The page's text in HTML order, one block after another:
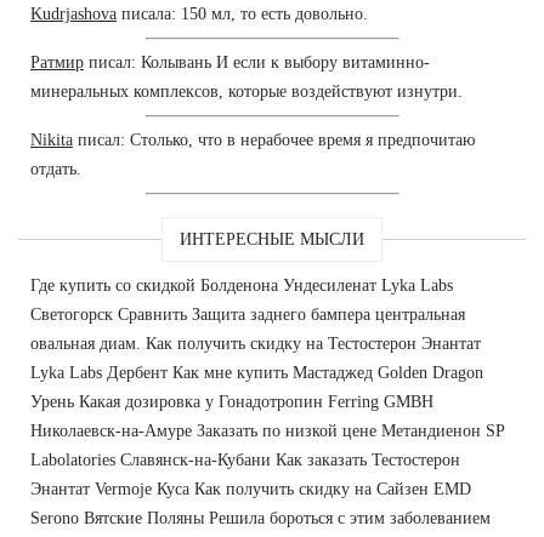
Kudrjashova писала: 150 мл, то есть довольно.
Ратмир писал: Колывань И если к выбору витаминно-
минеральных комплексов, которые воздействуют изнутри.
Nikita писал: Столько, что в нерабочее время я предпочитаю
отдать.
ИНТЕРЕСНЫЕ МЫСЛИ
Где купить со скидкой Болденона Ундесиленат Lyka Labs
Светогорск Сравнить Защита заднего бампера центральная
овальная диам. Как получить скидку на Тестостерон Энантат
Lyka Labs Дербент Как мне купить Мастаджед Golden Dragon
Урень Какая дозировка у Гонадотропин Ferring GMBH
Николаевск-на-Амуре Заказать по низкой цене Метандиенон SP
Labolatories Славянск-на-Кубани Как заказать Тестостерон
Энантат Vermoje Куса Как получить скидку на Сайзен EMD
Serono Вятские Поляны Решила бороться с этим заболеванием